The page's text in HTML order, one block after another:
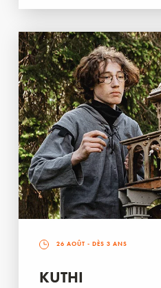
26 AOÛT - DÈS 3 ANS
KUTHI